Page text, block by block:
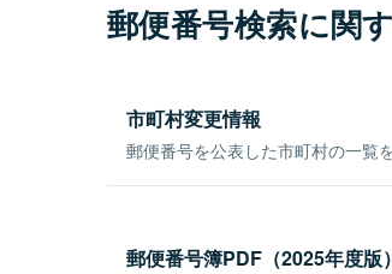
郵便番号検索に関
市町村変更情報
郵便番号を公表した市町村の一覧
郵便番号簿PDF（2025年度版）